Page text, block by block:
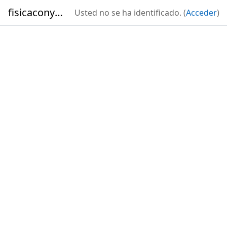
fisicaconyirsen Usted no se ha identificado. (Acceder)